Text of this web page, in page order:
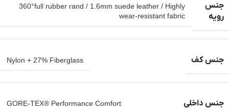
جنس
رویه
360°full rubber rand / 1.6mm suede leather / Highly
wear-resistant fabric
جنس کف Nylon + 27% Fiberglass
جنس داخلی GORE-TEX® Performance Comfort